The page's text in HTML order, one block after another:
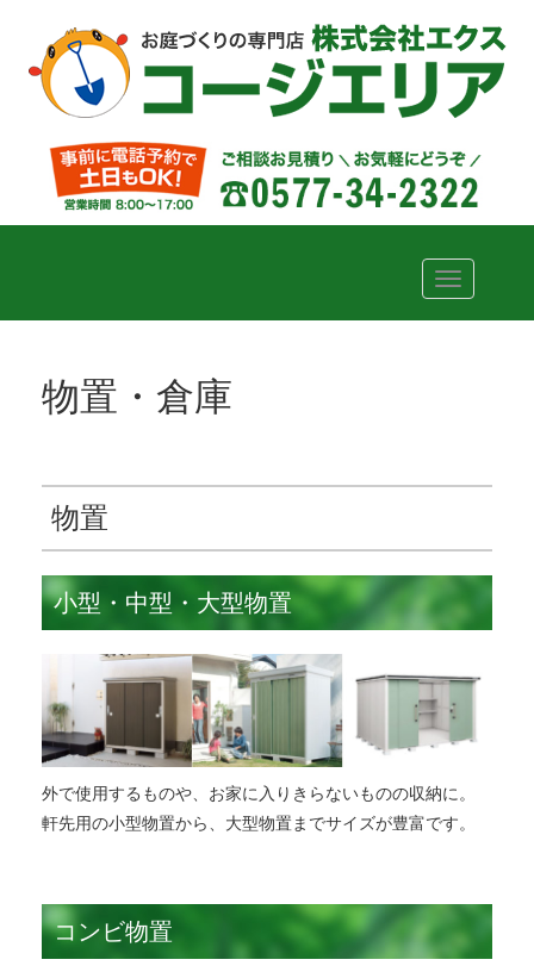
Toggle
navigation
物置・倉庫
物置
小型・中型・大型物置
外で使用するものや、お家に入りきらないものの収納に。
軒先用の小型物置から、大型物置までサイズが豊富です。
コンビ物置